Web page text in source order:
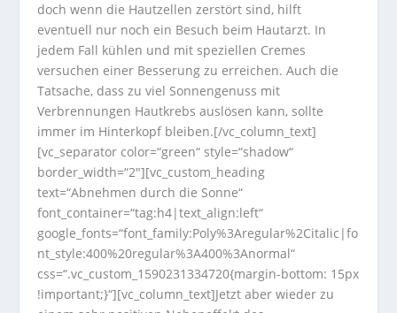
doch wenn die Hautzellen zerstört sind, hilft
eventuell nur noch ein Besuch beim Hautarzt. In
jedem Fall kühlen und mit speziellen Cremes
versuchen einer Besserung zu erreichen. Auch die
Tatsache, dass zu viel Sonnengenuss mit
Verbrennungen Hautkrebs auslösen kann, sollte
immer im Hinterkopf bleiben.[/vc_column_text]
[vc_separator color=“green“ style=“shadow“
border_width=“2″][vc_custom_heading
text=“Abnehmen durch die Sonne“
font_container=“tag:h4|text_align:left“
google_fonts=“font_family:Poly%3Aregular%2Citalic|fo
nt_style:400%20regular%3A400%3Anormal“
css=“.vc_custom_1590231334720{margin-bottom: 15px
!important;}“][vc_column_text]Jetzt aber wieder zu